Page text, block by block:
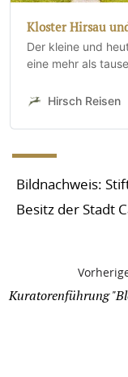
Kloster Hirsau
Der kleine und
eine mehr als
Hirsch Reisen
Bildnachweis:
Besitz der Stadt
Kuratorenführung